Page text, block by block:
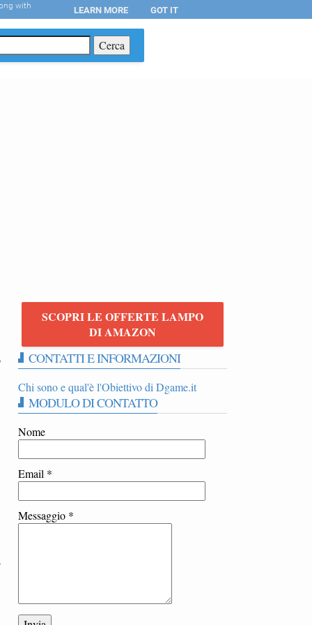
SCOPRI LE OFFERTE LAMPO
DI AMAZON
CONTATTI E INFORMAZIONI
Chi sono e qual'è l'Obiettivo di Dgame.it
MODULO DI CONTATTO
Nome
Email *
Messaggio *
with LEARN MORE GOT IT